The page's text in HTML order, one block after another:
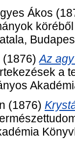
Ákos
(1876)Az
a
(1876)